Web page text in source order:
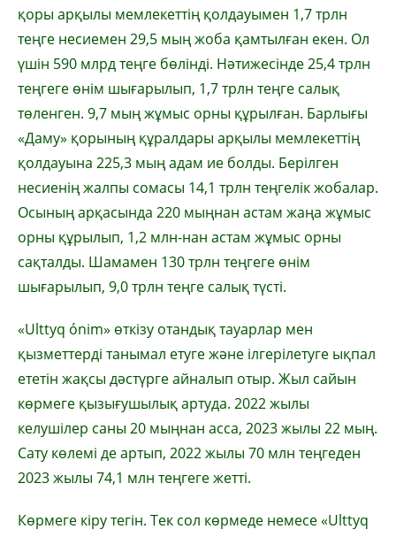
қоры арқылы мемлекеттің қолдауымен 1,7 трлн
теңге несиемен 29,5 мың жоба қамтылған екен. Ол
үшін 590 млрд теңге бөлінді. Нәтижесінде 25,4 трлн
теңгеге өнім шығарылып, 1,7 трлн теңге салық
төленген. 9,7 мың жұмыс орны құрылған. Барлығы
«Даму» қорының құралдары арқылы мемлекеттің
қолдауына 225,3 мың адам ие болды. Берілген
несиенің жалпы сомасы 14,1 трлн теңгелік жобалар.
Осының арқасында 220 мыңнан астам жаңа жұмыс
орны құрылып, 1,2 млн-нан астам жұмыс орны
сақталды. Шамамен 130 трлн теңгеге өнім
шығарылып, 9,0 трлн теңге салық түсті.
«Ulttyq ónim» өткізу отандық тауарлар мен
қызметтерді танымал етуге және ілгерілетуге ықпал
ететін жақсы дәстүрге айналып отыр. Жыл сайын
көрмеге қызығушылық артуда. 2022 жылы
келушілер саны 20 мыңнан асса, 2023 жылы 22 мың.
Сату көлемі де артып, 2022 жылы 70 млн теңгеден
2023 жылы 74,1 млн теңгеге жетті.
Көрмеге кіру тегін. Тек сол көрмеде немесе «Ulttyq